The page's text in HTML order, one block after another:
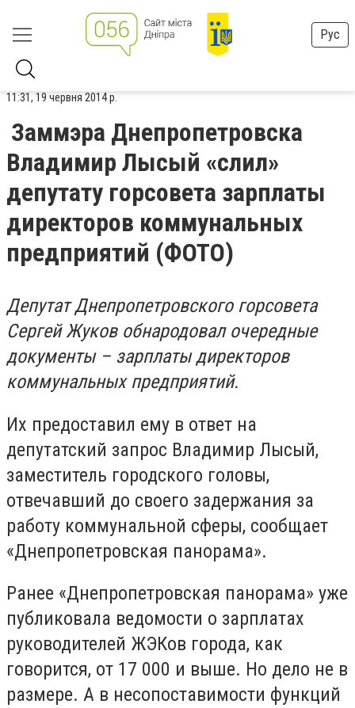
Рус
11:31, 19 червня 2014 р.
Заммэра Днепропетровска
Владимир Лысый «слил»
депутату горсовета зарплаты
директоров коммунальных
предприятий (ФОТО)
Депутат Днепропетровского горсовета
Сергей Жуков обнародовал очередные
документы – зарплаты директоров
коммунальных предприятий.
Их предоставил ему в ответ на
депутатский запрос Владимир Лысый,
заместитель городского головы,
отвечавший до своего задержания за
работу коммунальной сферы, сообщает
«Днепропетровская панорама».
Ранее «Днепропетровская панорама» уже
публиковала ведомости о зарплатах
руководителей ЖЭКов города, как
говорится, от 17 000 и выше. Но дело не в
размере. А в несопоставимости функций